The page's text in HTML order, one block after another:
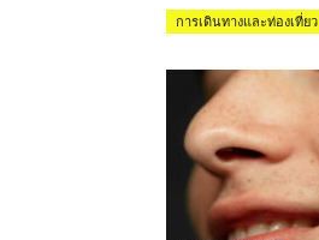
การเดินทางและท่องเที่ยว